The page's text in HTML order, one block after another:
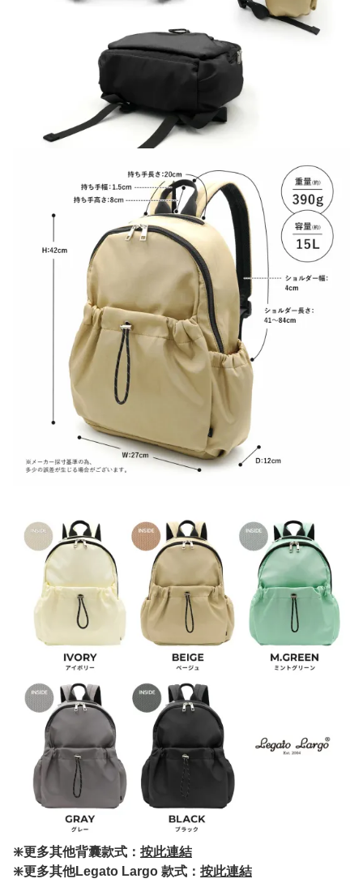
❇️更多其他背囊款式： 按此連結
❇️更多其他Legato Largo 款式： 按此連結